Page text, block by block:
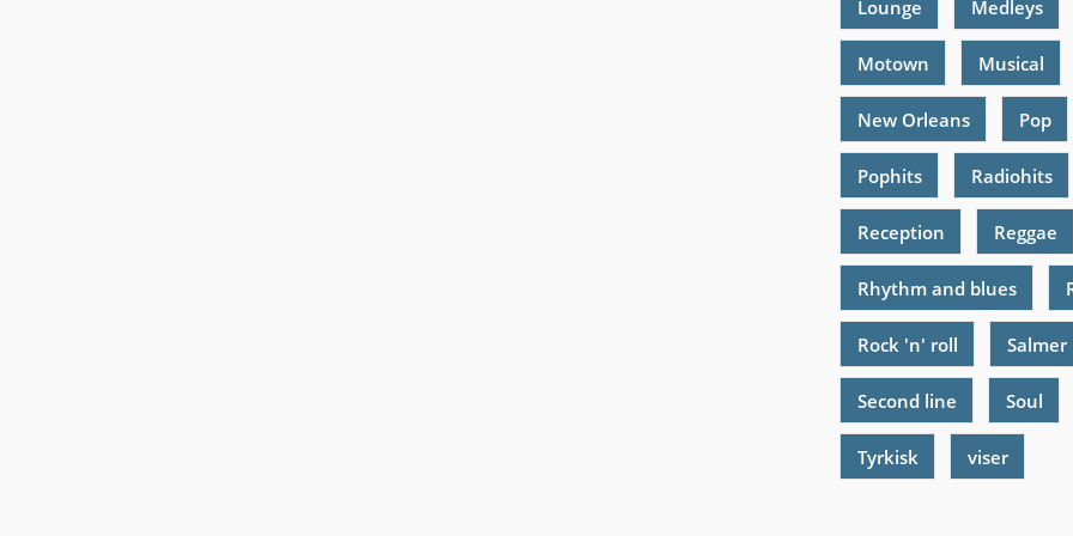
Lounge Medleys
Motown Musical
New Orleans Pop
Pophits Radiohits
Reception Reggae
Rhythm and blues
Rock 'n' roll Salmer
Second line Soul
Tyrkisk viser